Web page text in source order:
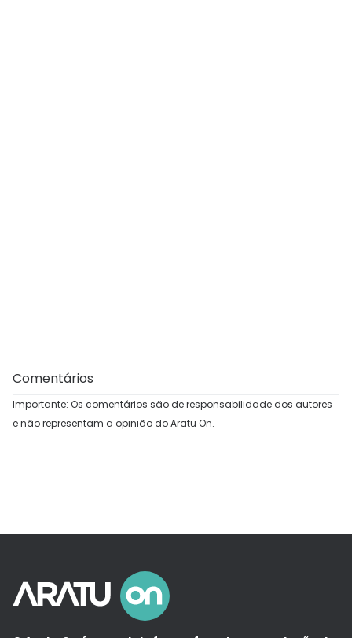
Comentários
Importante: Os comentários são de responsabilidade dos autores
e não representam a opinião do Aratu On.